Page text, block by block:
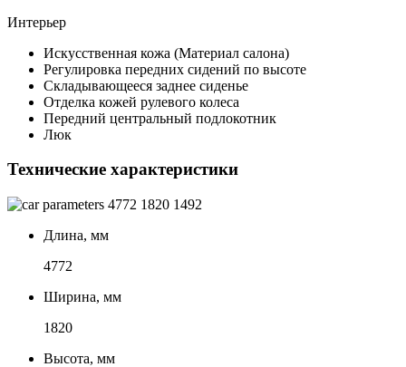
Интерьер
Искусственная кожа (Материал салона)
Регулировка передних сидений по высоте
Складывающееся заднее сиденье
Отделка кожей рулевого колеса
Передний центральный подлокотник
Люк
Технические характеристики
4772 1820 1492
Длина, мм
4772
Ширина, мм
1820
Высота, мм